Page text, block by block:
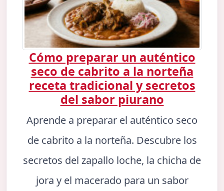
Cómo preparar un auténtico
seco de cabrito a la norteña
receta tradicional y secretos
del sabor piurano
Aprende a preparar el auténtico seco
de cabrito a la norteña. Descubre los
secretos del zapallo loche, la chicha de
jora y el macerado para un sabor